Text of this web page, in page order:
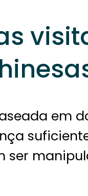
em
ser